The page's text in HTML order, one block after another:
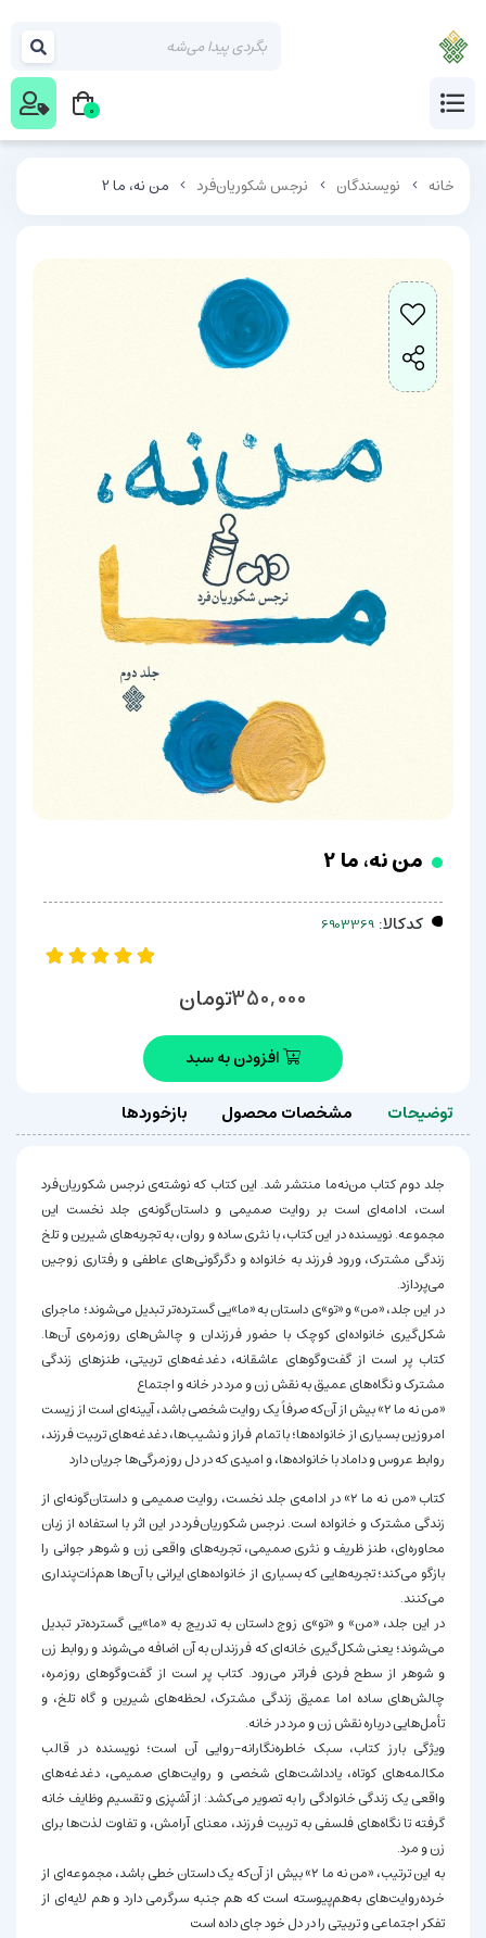
خانه نویسندگان نرجس شکوریان‌فرد من نه، ما 2
من نه، ما 2
کدکالا:
350,000تومان
افزودن به سبد
توضیحات مشخصات محصول بازخوردها
جلد دوم کتاب من‌نه‌ما منتشر شد. این کتاب که نوشته‌ی نرجس شکوریان‌فرد
است، ادامه‌ای است بر روایت صمیمی و داستان‌گونه‌ی جلد نخست این
مجموعه. نویسنده در این کتاب، با نثری ساده و روان، به تجربه‌های شیرین و تلخ
زندگی مشترک، ورود فرزند به خانواده و دگرگونی‌های عاطفی و رفتاری زوجین
می‌پردازد.
در این جلد، «من» و «تو»ی داستان به «ما»یی گسترده‌تر تبدیل می‌شوند؛ ماجرای
شکل‌گیری خانواده‌ای کوچک با حضور فرزندان و چالش‌های روزمره‌ی آن‌ها.
کتاب پر است از گفت‌وگوهای عاشقانه، دغدغه‌های تربیتی، طنزهای زندگی
مشترک و نگاه‌های عمیق به نقش زن و مرد در خانه و اجتماع
«من نه ما ۲» بیش از آن‌که صرفاً یک روایت شخصی باشد، آیینه‌ای است از زیست
امروزین بسیاری از خانواده‌ها؛ با تمام فراز و نشیب‌ها، دغدغه‌های تربیت فرزند،
روابط عروس و داماد با خانواده‌ها، و امیدی که در دل روزمرگی‌ها جریان دارد
کتاب «من نه ما ۲» در ادامه‌ی جلد نخست، روایت صمیمی و داستان‌گونه‌ای از
زندگی مشترک و خانواده است. نرجس شکوریان‌فرد در این اثر با استفاده از زبان
محاوره‌ای، طنز ظریف و نثری صمیمی، تجربه‌های واقعی زن و شوهر جوانی را
بازگو می‌کند؛ تجربه‌هایی که بسیاری از خانواده‌های ایرانی با آن‌ها هم‌ذات‌پنداری
می‌کنند.
در این جلد، «من» و «تو»ی زوج داستان به تدریج به «ما»یی گسترده‌تر تبدیل
می‌شوند؛ یعنی شکل‌گیری خانه‌ای که فرزندان به آن اضافه می‌شوند و روابط زن
و شوهر از سطح فردی فراتر می‌رود. کتاب پر است از گفت‌وگوهای روزمره،
چالش‌های ساده اما عمیق زندگی مشترک، لحظه‌های شیرین و گاه تلخ، و
تأمل‌هایی درباره نقش زن و مرد در خانه.
ویژگی بارز کتاب، سبک خاطره‌نگارانه-روایی آن است؛ نویسنده در قالب
مکالمه‌های کوتاه، یادداشت‌های شخصی و روایت‌های صمیمی، دغدغه‌های
واقعی یک زندگی خانوادگی را به تصویر می‌کشد: از آشپزی و تقسیم وظایف خانه
گرفته تا نگاه‌های فلسفی به تربیت فرزند، معنای آرامش، و تفاوت لذت‌ها برای
زن و مرد.
به این ترتیب، «من نه ما ۲» بیش از آن‌که یک داستان خطی باشد، مجموعه‌ای از
خرده‌روایت‌های به‌هم‌پیوسته است که هم جنبه سرگرمی دارد و هم لایه‌ای از
تفکر اجتماعی و تربیتی را در دل خود جای داده است
0